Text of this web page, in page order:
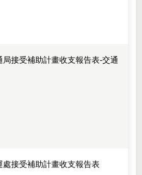
局接受補助計畫收支報告表-交通
局接受補助計畫收支報告表-交通局-附
處接受補助計畫收支報告表